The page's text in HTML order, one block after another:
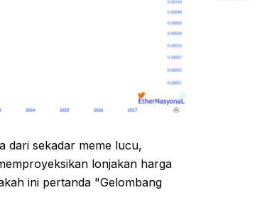
dari sekadar meme lucu,
lonjakan harga
ini pertanda "Gelombang